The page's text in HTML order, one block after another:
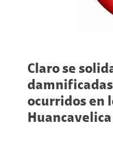
Claro se
ocurridos en
Huancavelica